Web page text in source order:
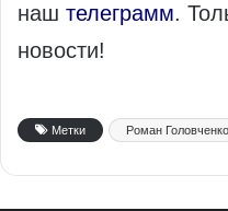
наш телеграмм.
новости!
Метки Роман Головченко